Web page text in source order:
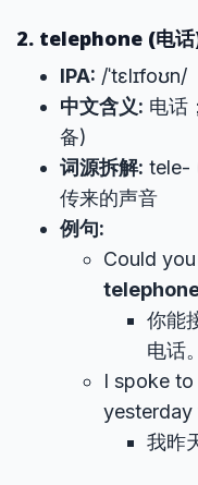
2. telephone (电话
IPA: /ˈtɛlɪfoʊn/
中文含义: 电话
备)
词源拆解: tele-
传来的声音
例句:
Could
你能
电话。
I spoke
yesterday
我昨